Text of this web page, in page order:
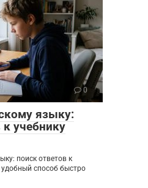
0
языку:
учебнику
поиск ответов к
способ быстро